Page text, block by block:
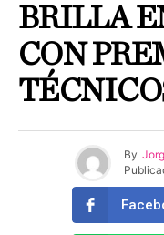
BRILLA
CON
By